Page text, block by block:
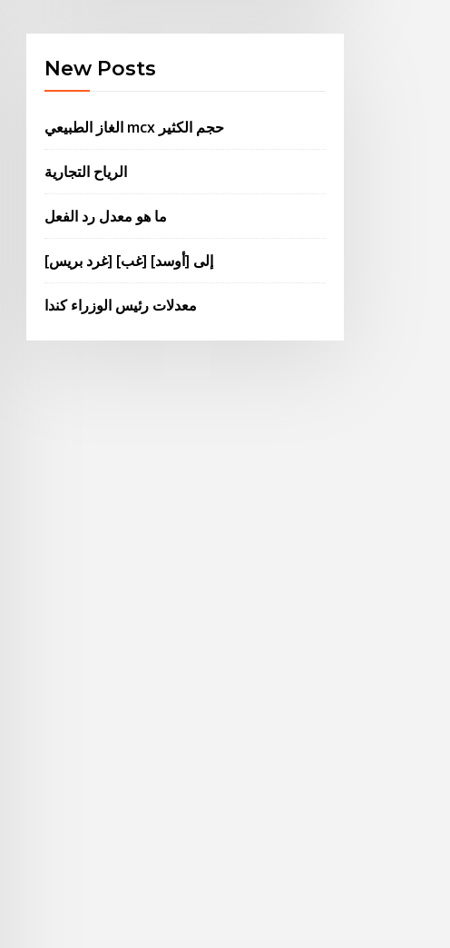
New Posts
الغاز الطبيعي mcx حجم الكثير
الرياح التجارية
ما هو معدل رد الفعل
[غرد بريس] [غب] إلى [أوسد]
معدلات رئيس الوزراء كندا